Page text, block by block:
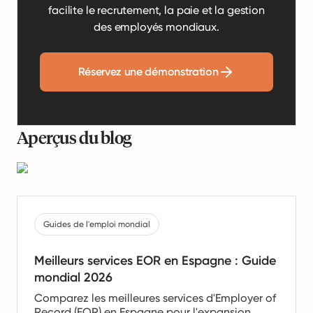
facilite le recrutement, la paie et la gestion
des employés mondiaux.
Réservez une démonstration
Aperçus du blog
Guides de l'emploi mondial
Meilleurs services EOR en Espagne : Guide
mondial 2026
Comparez les meilleures services d'Employer of